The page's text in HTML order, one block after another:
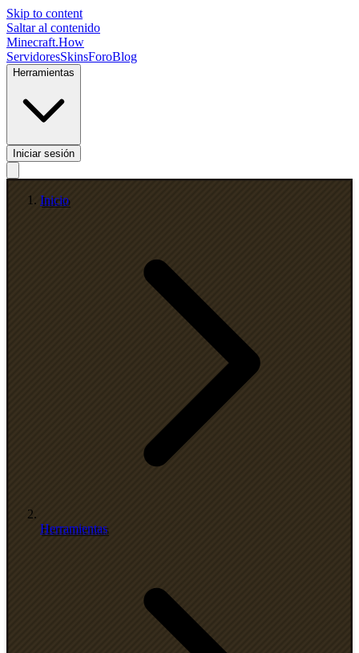
Skip to content
Saltar al contenido
Minecraft.How
ServidoresSkinsForoBlog
Herramientas
Iniciar sesión
Inicio
Herramientas